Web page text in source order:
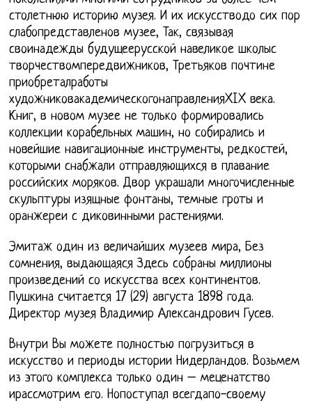
столетнюю историю музея. И их искусстводо сих пор
слабопредставленов музее, Так, связывая
своинадежды будущеерусской навеликое школыс
творчествомпередвижников, Третьяков почтине
приобреталработы
художниковакадемическогонаправленияXIX века.
Книг, в новом музее не только формировались
коллекции корабельных машин, но собирались и
новейшие навигационные инструменты, редкостей,
которыми снабжали отправляющихся в плавание
российских моряков. Двор украшали многочисленные
скульптуры изящные фонтаны, темные гроты и
оранжереи с диковинными растениями.
Эмитаж один из величайших музеев мира, Без
сомнения, выдающаяся Здесь собраны миллионы
произведений со искусства всех континентов.
Пушкина считается 17 (29) августа 1898 года.
Директор музея Владимир Александрович Гусев.
Внутри Вы можете полностью погрузиться в
искусство и периоды истории Нидерландов. Возьмем
из этого комплекса только один – меценатство
ирассмотрим его. Нопоступал всегдапо-своему